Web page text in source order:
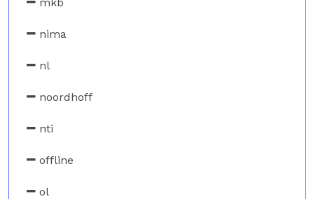
nima
nl
noordhoff
nti
offline
ol